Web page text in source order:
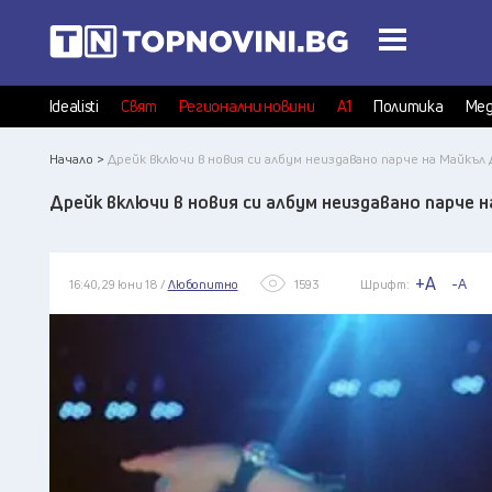
Idealisti Свят Регионални новини А1 Политика
Начало > Дрейк включи в новия си албум неиздавано парче на Майкъл
Дрейк включи в новия си албум неиздавано парче
16:40, 29 юни 18 / Любопитно 1593 Шрифт: +A -A